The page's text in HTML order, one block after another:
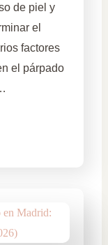
de piel y
el
factores
el párpado